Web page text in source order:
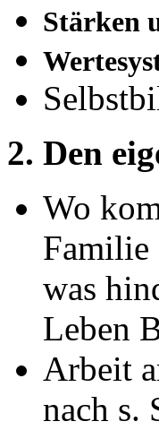
Stärken
2. Den
Wo
Familie
was
Leben
Arbeit
nach s.